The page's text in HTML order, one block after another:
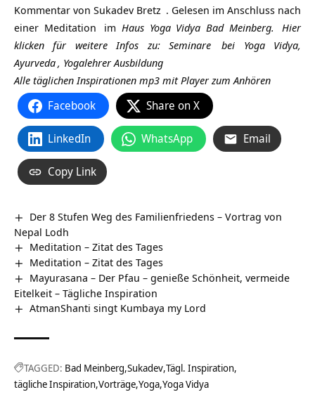
Kommentar von Sukadev Bretz . Gelesen im Anschluss nach
einer Meditation im Haus Yoga Vidya Bad Meinberg.
Hier
klicken für weitere Infos zu: Seminare
bei Yoga Vidya,
Ayurveda, Yogalehrer Ausbildung
Alle täglichen Inspirationen mp3 mit Player zum Anhören
Facebook Share on X
LinkedIn WhatsApp Email
Copy Link
Der 8 Stufen Weg des Familienfriedens – Vortrag von
Nepal Lodh
Meditation – Zitat des Tages
Meditation – Zitat des Tages
Mayurasana – Der Pfau – genieße Schönheit, vermeide
Eitelkeit – Tägliche Inspiration
AtmanShanti singt Kumbaya my Lord
TAGGED: Bad Meinberg Sukadev Tägl. Inspiration
tägliche Inspiration Vorträge Yoga Yoga Vidya